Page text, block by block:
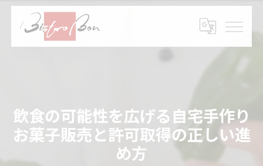
飲食の可能性を広げる自宅手作り
お菓子販売と許可取得の正しい進
め方